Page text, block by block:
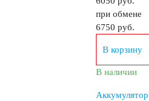
Li-Ion
для лодок, катеров, яхт
при обмене
6750 руб.
В корзину
В наличии